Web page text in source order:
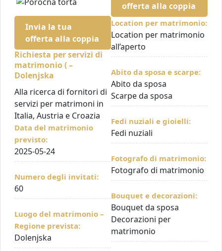
Invia la tua
offerta alla coppia
Richiesta per servizi di
matrimonio ( –
Dolenjska
Alla ricerca di fornitori di
servizi per matrimoni in
Italia, Austria e Croazia
Data del matrimonio
previsto:
2025-05-24
Numero degli invitati:
60
Luogo del matrimonio –
Regione prevista:
Dolenjska
offerta alla coppia
Location per matrimonio:
Location per matrimonio
all’aperto
Abito da sposa e scarpe:
Abito da sposa
Scarpe da sposa
Fedi nuziali e gioielli:
Fedi nuziali
Fotografo di matrimonio:
Fotografo di matrimonio
Bouquet e decorazioni:
Bouquet da sposa
Decorazioni per
matrimonio